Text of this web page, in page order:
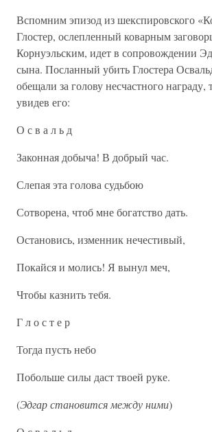
Вспомним эпизод из шекспировского
Глостер, ослепленный коварным
Корнуэльским, идет в сопровождении
сына. Посланный убить Глостера
обещали за голову несчастного награду,
увидев его:
О с в а л ь д
Законная добыча! В добрый час.
Слепая эта голова судьбою
Сотворена, чтоб мне богатство дать.
Остановись, изменник нечестивый,
Покайся и молись! Я вынул меч,
Чтобы казнить тебя.
Г л о с т е р
Тогда пусть небо
Побольше силы даст твоей руке.
(Эдгар становится между ними)